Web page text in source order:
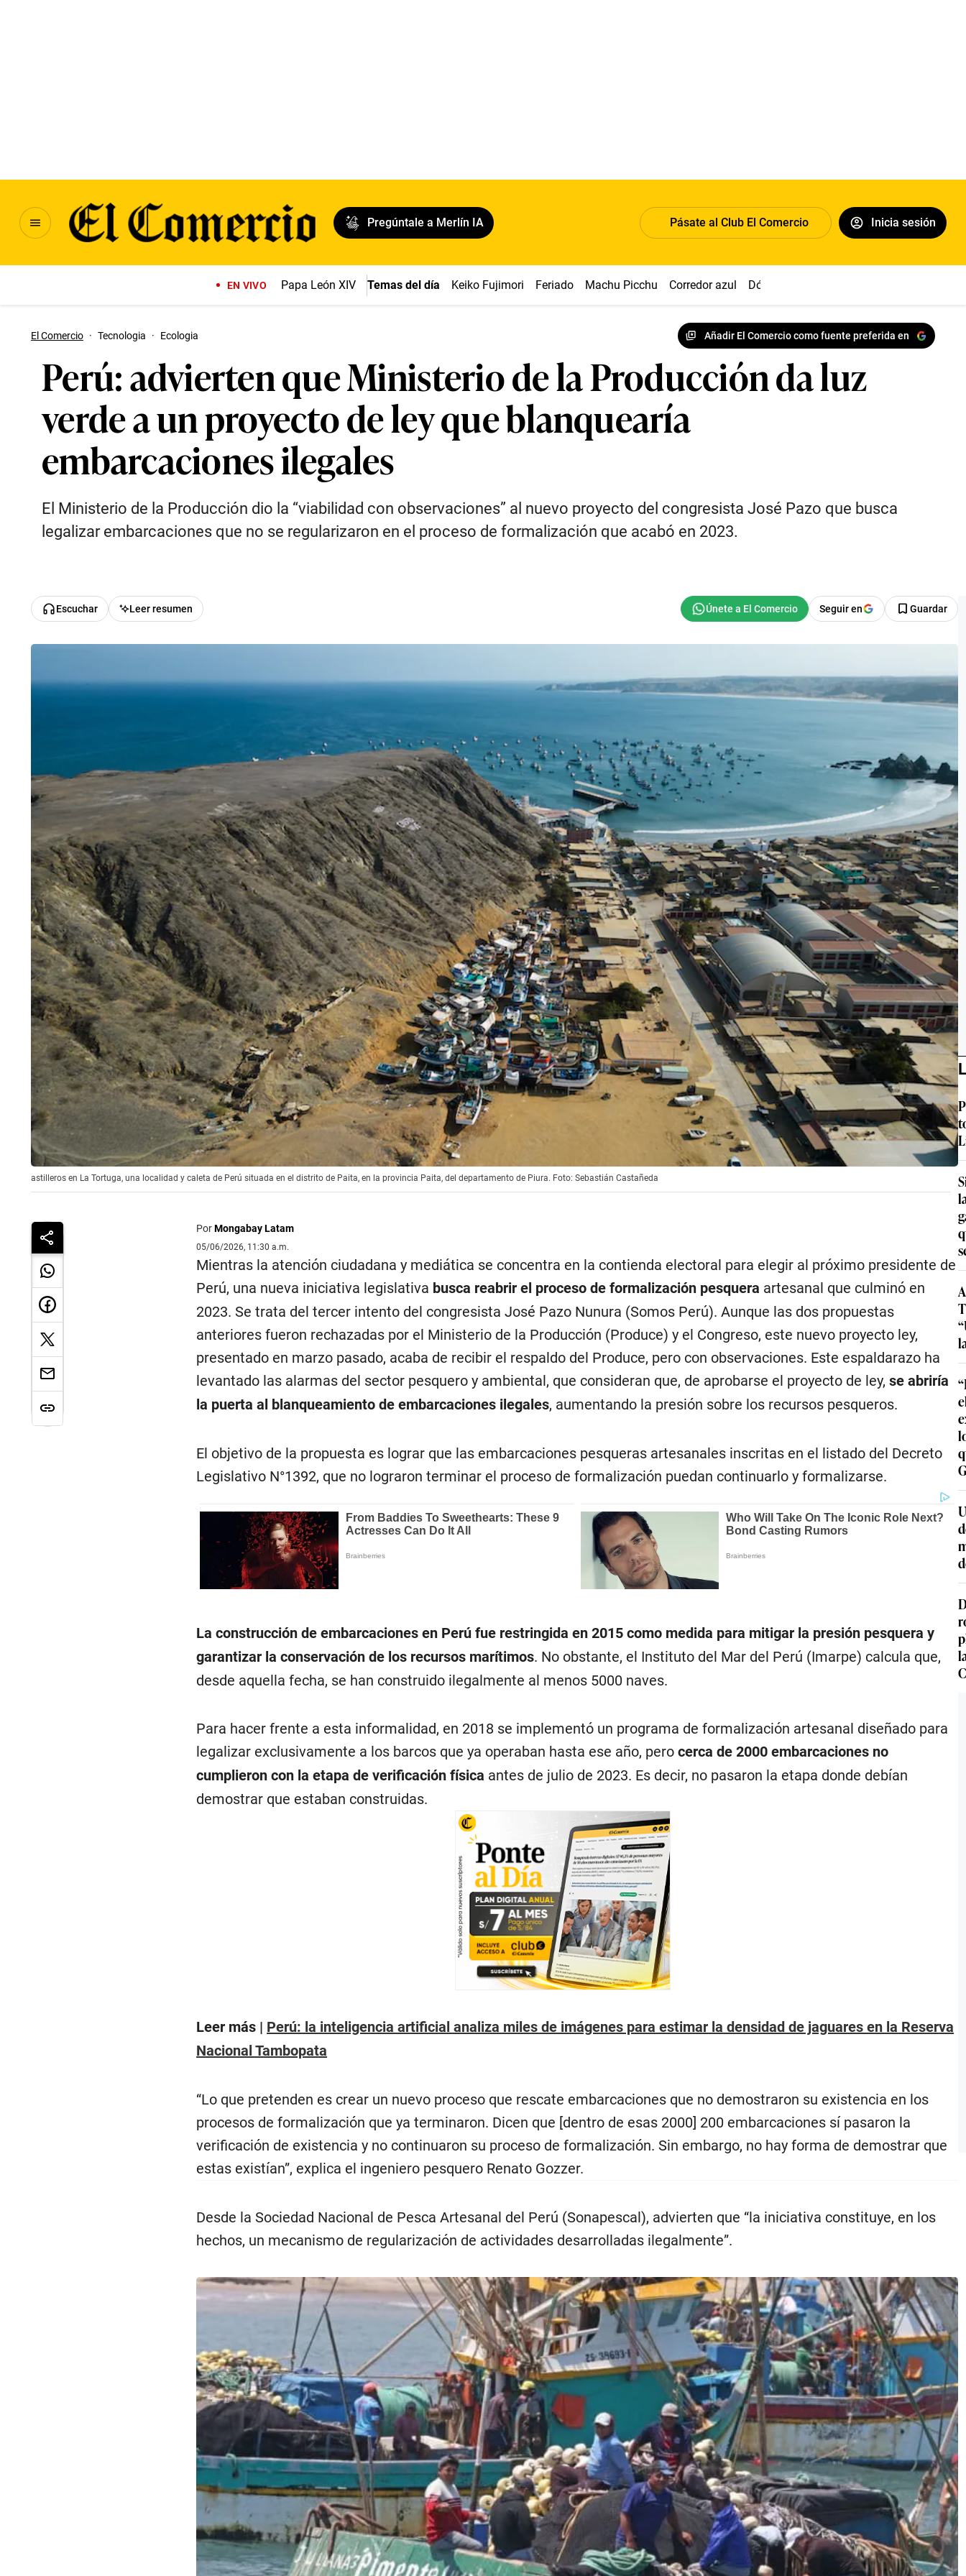
Pregúntale a Merlín IA Pásate al Club El Comercio Inicia sesión
EN VIVO Papa León XIV Temas del día Keiko Fujimori Feriado Machu Picchu Corredor azul Dólar
El Comercio · Tecnologia · Ecologia Añadir El Comercio como fuente preferida en
Perú: advierten que Ministerio de la Producción da luz
verde a un proyecto de ley que blanquearía
embarcaciones ilegales
El Ministerio de la Producción dio la “viabilidad con observaciones” al nuevo proyecto del congresista José Pazo que busca
legalizar embarcaciones que no se regularizaron en el proceso de formalización que acabó en 2023.
Escuchar Leer resumen Seguir en Guardar
astilleros en La Tortuga, una localidad y caleta de Perú situada en el distrito de Paita, en la provincia Paita, del departamento de Piura. Foto: Sebastián Castañeda
PorMongabay Latam
05/06/2026, 11:30 a.m.
Mientras la atención ciudadana y mediática se concentra en la contienda electoral para elegir al próximo presidente de
Perú, una nueva iniciativa legislativa busca reabrir el proceso de formalización pesquera artesanal que culminó en
2023. Se trata del tercer intento del congresista José Pazo Nunura (Somos Perú). Aunque las dos propuestas
anteriores fueron rechazadas por el Ministerio de la Producción (Produce) y el Congreso, este nuevo proyecto ley,
presentado en marzo pasado, acaba de recibir el respaldo del Produce, pero con observaciones. Este espaldarazo ha
levantado las alarmas del sector pesquero y ambiental, que consideran que, de aprobarse el proyecto de ley,se abriría
la puerta al blanqueamiento de embarcaciones ilegales, aumentando la presión sobre los recursos pesqueros.
El objetivo de la propuesta es lograr que las embarcaciones pesqueras artesanales inscritas en el listado del Decreto
Legislativo N°1392, que no lograron terminar el proceso de formalización puedan continuarlo y formalizarse.
La construcción de embarcaciones en Perú fue restringida en 2015 como medida para mitigar la presión pesquera y
garantizar la conservación de los recursos marítimos. No obstante, el Instituto del Mar del Perú (Imarpe) calcula que,
desde aquella fecha, se han construido ilegalmente al menos 5000 naves.
Para hacer frente a esta informalidad, en 2018 se implementó un programa de formalización artesanal diseñado para
legalizar exclusivamente a los barcos que ya operaban hasta ese año, perocerca de 2000 embarcaciones no
cumplieron con la etapa de verificación física antes de julio de 2023. Es decir, no pasaron la etapa donde debían
demostrar que estaban construidas.
Leer más | Perú: la inteligencia artificial analiza miles de imágenes para estimar la densidad de jaguares en la Reserva
Nacional Tambopata
“Lo que pretenden es crear un nuevo proceso que rescate embarcaciones que no demostraron su existencia en los
procesos de formalización que ya terminaron. Dicen que [dentro de esas 2000] 200 embarcaciones sí pasaron la
verificación de existencia y no continuaron su proceso de formalización. Sin embargo, no hay forma de demostrar que
estas existían”, explica el ingeniero pesquero Renato Gozzer.
Desde la Sociedad Nacional de Pesca Artesanal del Perú (Sonapescal), advierten que “la iniciativa constituye, en los
hechos, un mecanismo de regularización de actividades desarrolladas ilegalmente”.